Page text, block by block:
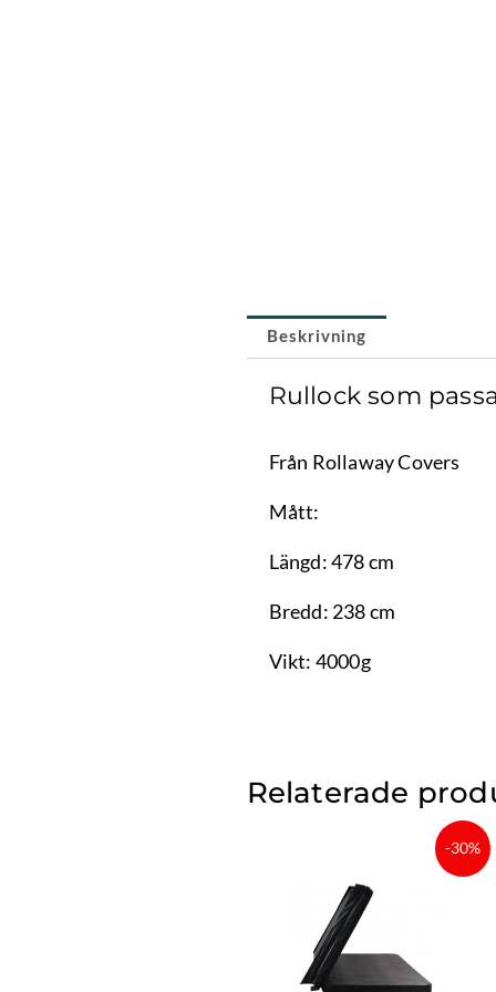
Beskrivning
Rullock som
Från Rollaway Covers
Mått:
Längd: 478 cm
Bredd: 238 cm
Vikt: 4000g
Relaterade
-30%
ursprungliga
priset
var:
8
Det
priset